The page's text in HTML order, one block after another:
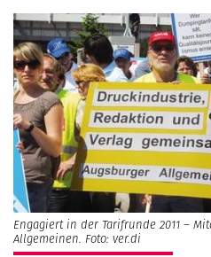
Engagiert in der Tarifrunde 2011 –
Allgemeinen. Foto: ver.di